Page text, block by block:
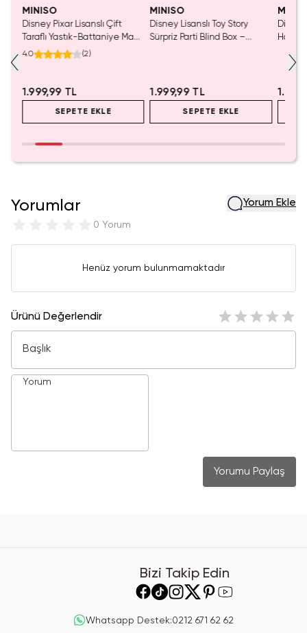
MINISO
Disney Pixar Lisanslı Çift
Taraflı Yastık-Battaniye Mavi
140 x 100 Cm – 2'si 1 Arada
4.0 (2)
1.999,99 TL
SEPETE EKLE
MINISO
Disney Lisanslı Toy Story
Sürpriz Parti Blind Box –
1.999,99 TL
SEPETE EKLE
Yorumlar
0 Yorum
Yorum Ekle
Henüz yorum bulunmamaktadır
Ürünü Değerlendir
Yorumu Paylaş
Bizi Takip Edin
Whatsapp Destek:0212 671 62 62